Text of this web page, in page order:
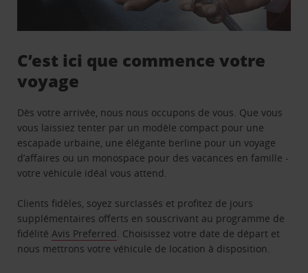
C’est ici que commence votre
voyage
Dès votre arrivée, nous nous occupons de vous. Que vous
vous laissiez tenter par un modèle compact pour une
escapade urbaine, une élégante berline pour un voyage
d’affaires ou un monospace pour des vacances en famille -
votre véhicule idéal vous attend.
Clients fidèles, soyez surclassés et profitez de jours
supplémentaires offerts en souscrivant au programme de
fidélitéAvis Preferred. Choisissez votre date de départ et
nous mettrons votre véhicule de location à disposition.